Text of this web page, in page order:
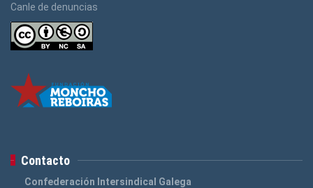
Canle de denuncias
Contacto
Confederación Intersindical Galega